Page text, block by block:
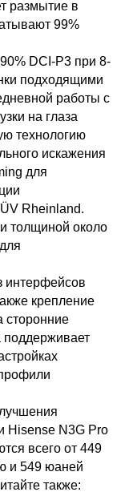
размытие в
99%
DCI-P3 при 8-
подходящими
работы с
на глаза
технологию
искажения
для
Rheinland.
толщиной около
интерфейсов
крепление
сторонние
поддерживает
Hisense N3G Pro
всего от 449
и 549 юаней
также: